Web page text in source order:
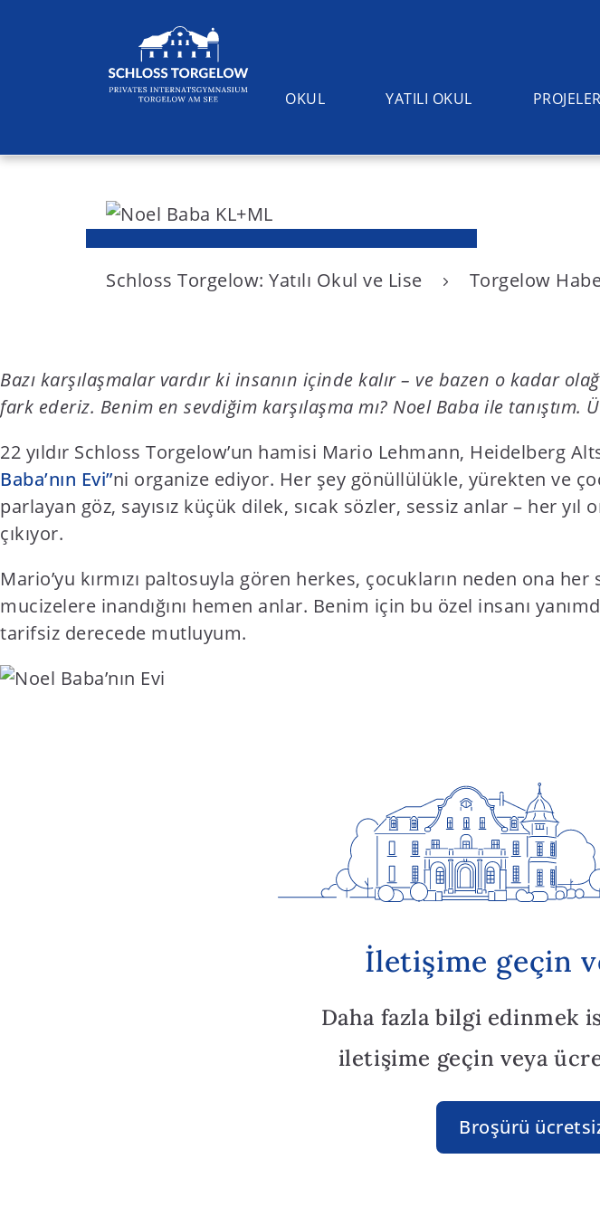
S
n
t
n
t
OKUL YATILI OKUL PROJELER
Suchen
Schloss Torgelow: Yatılı Okul ve Lise Torgelow
Bazı karşılaşmalar vardır ki insanın içinde kalır – ve bazen o kadar
fark ederiz. Benim en sevdiğim karşılaşma mı? Noel Baba ile
22 yıldır Schloss Torgelow’un hamisi Mario Lehmann, Heidelberg
Baba’nın Evi”ni organize ediyor. Her şey gönüllülükle, yürekten ve
parlayan göz, sayısız küçük dilek, sıcak sözler, sessiz anlar – her yıl
çıkıyor.
Mario’yu kırmızı paltosuyla gören herkes, çocukların neden ona
mucizelere inandığını hemen anlar. Benim için bu özel insanı
tarifsiz derecede mutluyum.
İletişime geçin
Daha fazla bilgi edinmek
iletişime geçin veya
Broşürü